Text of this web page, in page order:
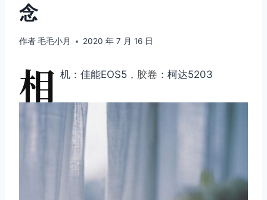
念
作者毛毛小月 2020 年 7 月 16 日
相 机：佳能EOS5， 胶卷 ：柯达5203